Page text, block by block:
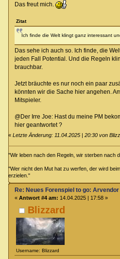
Das freut mich.
Zitat
Ich finde die Welt klingt ganz interessant
Das sehe ich auch so. Ich finde, die
jeden Fall Potential. Und die Regeln
brauchbar.
Jetzt bräuchte es nur noch ein paar
könnten wir die Sache hier angehen.
Mitspieler.
@Der Irre Joe: Hast du meine PM
hier geantwortet ?
«Letzte Änderung: 11.04.2025 | 20:30 von
"Wir leben nach den Regeln, wir sterben nach
"Wer nicht den Mut hat zu werfen, der wird
erzielen."
Blizzard
Username: Blizzard
Re: Neues Forenspiel to go: Arvendor
« Antwort #4 am: 14.04.2025 | 17:58 »